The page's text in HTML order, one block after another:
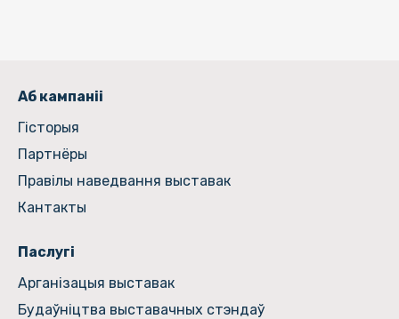
Аб кампаніі
Гiсторыя
Партнёры
Правілы наведвання выставак
Кантакты
Паслугі
Арганізацыя выставак
Будаўніцтва выставачных стэндаў